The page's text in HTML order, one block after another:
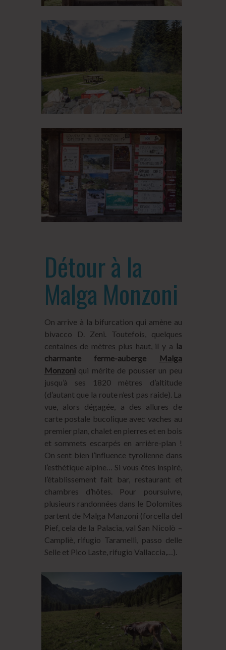
Détour à la
Malga Monzoni
On arrive à la bifurcation qui amène au
bivacco D. Zeni. Toutefois, quelques
centaines de mètres plus haut, il y a la
charmante ferme-auberge
Malga
Monzoniqui mérite de pousser un peu
jusqu’à ses 1820 mètres d’altitude
(d’autant que la route n’est pas raide). La
vue, alors dégagée, a des allures de
carte postale bucolique avec vaches au
premier plan, chalet en pierres et en bois
et sommets escarpés en arrière-plan !
On sent bien l’influence tyrolienne dans
l’esthétique alpine… Si vous êtes inspiré,
l’établissement fait bar, restaurant et
chambres d’hôtes. Pour poursuivre,
plusieurs randonnées dans le Dolomites
partent de Malga Manzoni (forcella del
Pief, cela de la Palacia, val San Nicolò –
Campliè, rifugio Taramelli, passo delle
Selle et Pico Laste, rifugio Vallaccia,…).